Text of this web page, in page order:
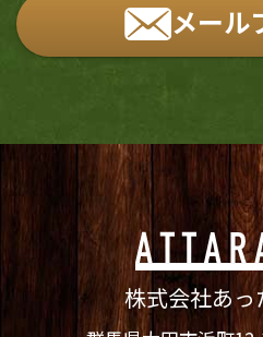
メール
株式会社あ